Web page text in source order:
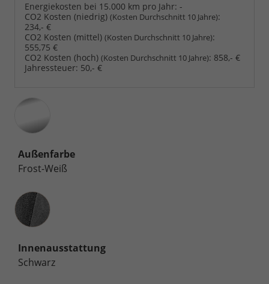
Energiekosten bei 15.000 km pro Jahr: -
CO2 Kosten (niedrig) (Kosten Durchschnitt 10 Jahre):
234,- €
CO2 Kosten (mittel) (Kosten Durchschnitt 10 Jahre):
555,75 €
CO2 Kosten (hoch) (Kosten Durchschnitt 10 Jahre): 858,- €
Jahressteuer: 50,- €
Außenfarbe
Frost-Weiß
Innenausstattung
Innenausstattung
Schwarz